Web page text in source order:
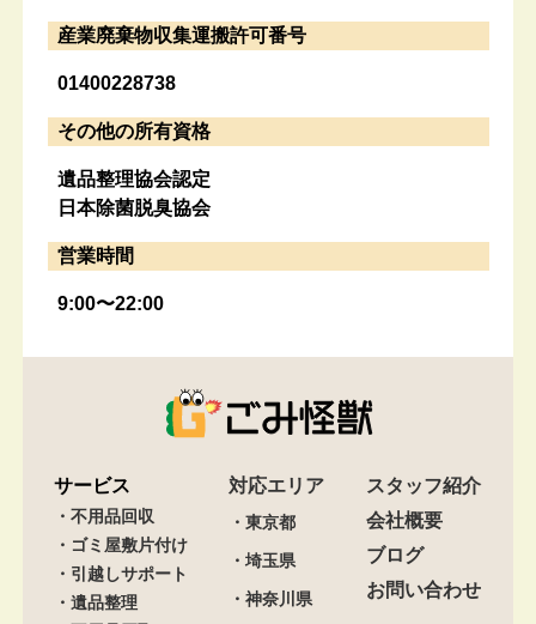
産業廃棄物収集運搬許可番号
01400228738
その他の所有資格
遺品整理協会認定
日本除菌脱臭協会
営業時間
9:00〜22:00
サービス
・不用品回収
・ゴミ屋敷片付け
・引越しサポート
・遺品整理
対応エリア
・東京都
・埼玉県
・神奈川県
スタッフ紹介
会社概要
ブログ
お問い合わせ